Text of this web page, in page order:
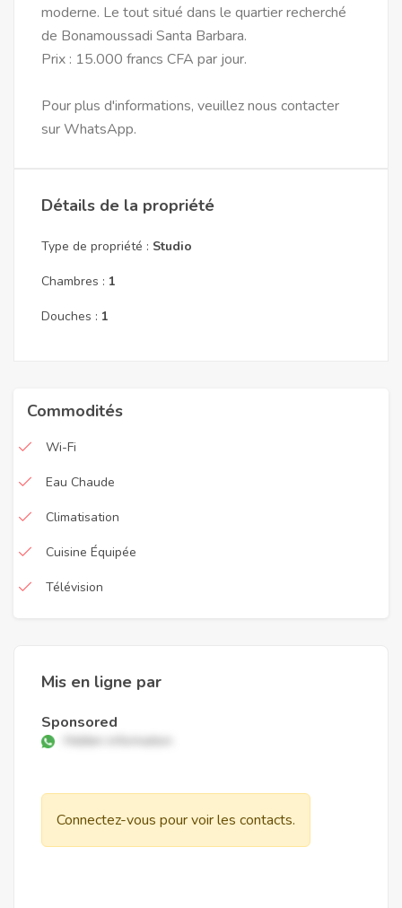
moderne. Le tout situé dans le quartier recherché
de Bonamoussadi Santa Barbara.
Prix : 15.000 francs CFA par jour.
Pour plus d'informations, veuillez nous contacter
sur WhatsApp.
Détails de la propriété
Type de propriété : Studio
Chambres : 1
Douches : 1
Commodités
Wi-Fi
Eau Chaude
Climatisation
Cuisine Équipée
Télévision
Mis en ligne par
Sponsored
Hidden information
Connectez-vous pour voir les contacts.